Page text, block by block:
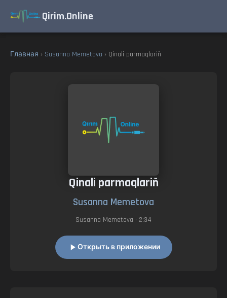
Qirim.Online
Главная › Susanna Memetova › Qinali parmaqlariñ
Qinali parmaqlariñ
Susanna Memetova
Susanna Memetova • 2:34
Открыть в приложении